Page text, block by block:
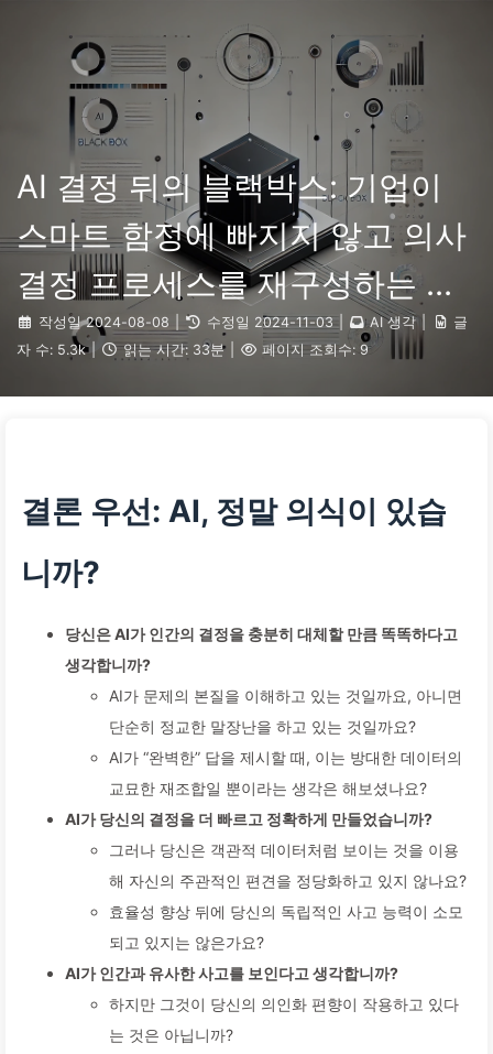
AI 변혁으로 가는 길
링크 소개 🇰🇷 한국어
AI 결정 뒤의 블랙박스: 기업이
스마트 함정에 빠지지 않고 의사
결정 프로세스를 재구성하는 방
법 — 천천히 배우는 AI136
작성일 2024-08-08 수정일 2024-11-03 AI 생각
글
자 수: 5.3k 읽는 시간: 33분 페이지 조회수: 9
결론 우선: AI, 정말 의식이 있습
니까?
당신은 AI가 인간의 결정을 충분히 대체할 만큼 똑똑하다고
생각합니까?
AI가 문제의 본질을 이해하고 있는 것일까요, 아니면
단순히 정교한 말장난을 하고 있는 것일까요?
AI가 “완벽한” 답을 제시할 때, 이는 방대한 데이터의
교묘한 재조합일 뿐이라는 생각은 해보셨나요?
AI가 당신의 결정을 더 빠르고 정확하게 만들었습니까?
그러나 당신은 객관적 데이터처럼 보이는 것을 이용
해 자신의 주관적인 편견을 정당화하고 있지 않나요?
효율성 향상 뒤에 당신의 독립적인 사고 능력이 소모
되고 있지는 않은가요?
AI가 인간과 유사한 사고를 보인다고 생각합니까?
하지만 그것이 당신의 의인화 편향이 작용하고 있다
는 것은 아닙니까?